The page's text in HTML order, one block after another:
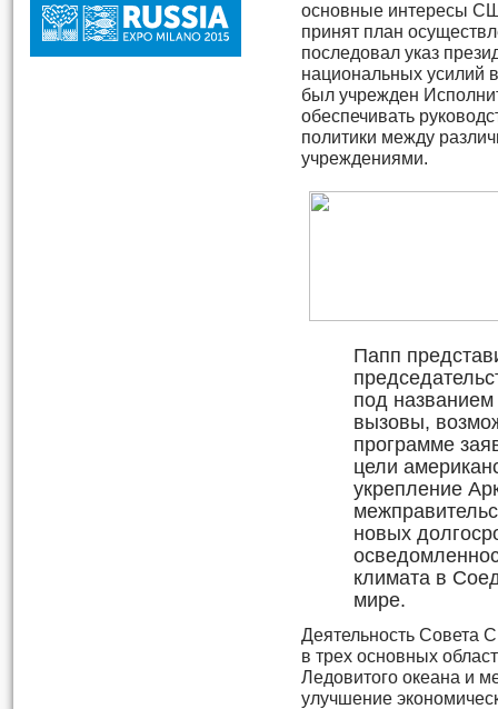
основные интересы
принят план
последовал указ
национальных усилий
был учрежден
обеспечивать
политики между
учреждениями.
Папп
под
вызовы,
программе
цели
укрепление
новых
климата в
мире.
Деятельность Совета
в трех основных
Ледовитого океана и
улучшение